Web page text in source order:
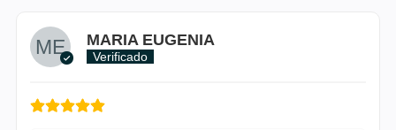
MARIA EUGENIA
Verificado